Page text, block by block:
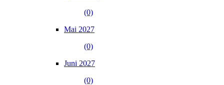
(0)
Mai 2027
(0)
Juni 2027
(0)